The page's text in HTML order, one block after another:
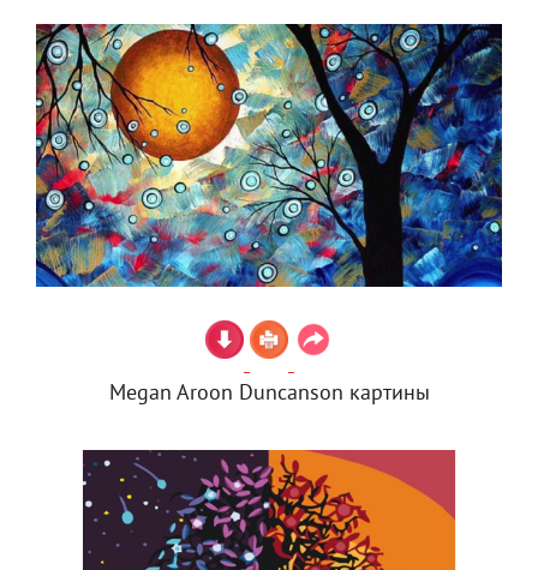
Megan Aroon Duncanson картины